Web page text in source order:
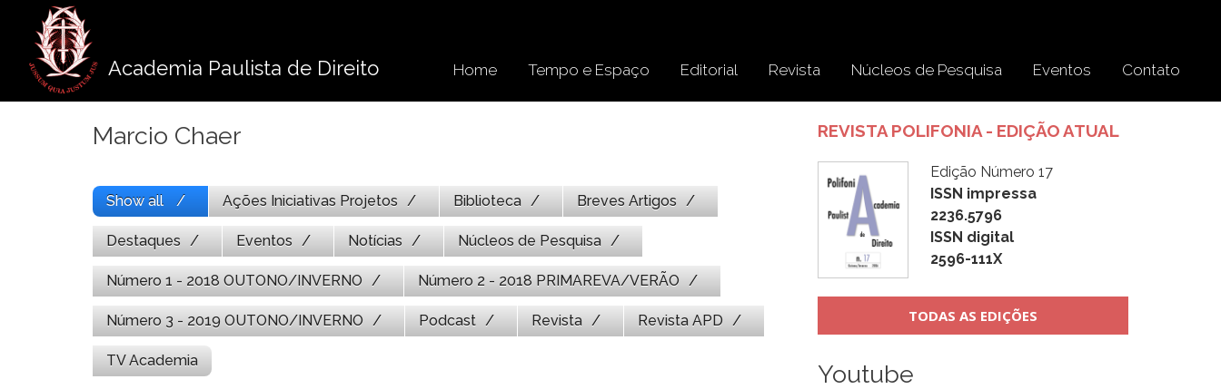
conteúdo
Academia Paulista de Direito Home Tempo e Espaço Editorial Revista Núcleos de Pesquisa Eventos Contato
Marcio Chaer
Show all Ações Iniciativas Projetos Biblioteca Breves Artigos
Destaques Eventos Notícias Núcleos de Pesquisa
Número 1 - 2018 OUTONO/INVERNO Número 2 - 2018 PRIMAREVA/VERÃO
Número 3 - 2019 OUTONO/INVERNO Podcast Revista Revista APD
TV Academia
REVISTA POLIFONIA - EDIÇÃO ATUAL
Edição Número 17
ISSN impressa
2236.5796
ISSN digital
2596-111X
TODAS AS EDIÇÕES
Youtube